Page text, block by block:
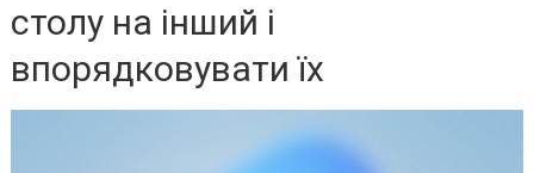
столу на інший і
впорядковувати їх